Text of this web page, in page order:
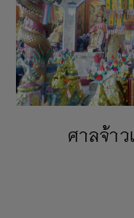
ศาลจ้า